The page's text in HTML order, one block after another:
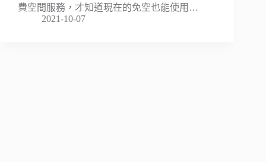
費空間服務，才知道現在的免空也能使用…
2021-10-07